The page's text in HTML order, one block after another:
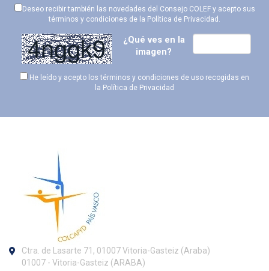
Deseo recibir también las novedades del Consejo COLEF y acepto sus
términos y condiciones de la Política de Privacidad .
¿Qué ves en la
imagen?
He leído y acepto los términos y condiciones de uso recogidas en
la Política de Privacidad
Ctra. de Lasarte 71, 01007 Vitoria-Gasteiz (Araba)
01007 - Vitoria-Gasteiz (ARABA)